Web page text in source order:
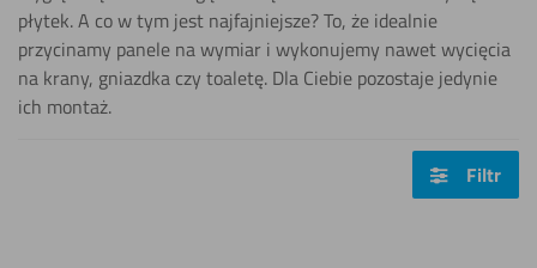
płytek. A co w tym jest najfajniejsze? To, że idealnie
przycinamy panele na wymiar i wykonujemy nawet wycięcia
na krany, gniazdka czy toaletę. Dla Ciebie pozostaje jedynie
ich montaż.
Filtr